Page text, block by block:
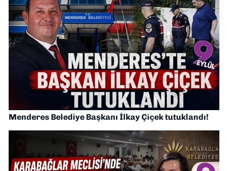
Menderes Belediye Başkanı İlkay Çiçek tutuklandı!